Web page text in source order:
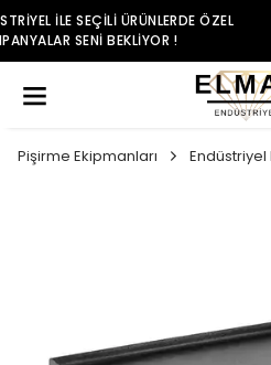
ELMAS ENDÜSTRIYEL ILE
KAMPANYALAR
Pişirme Ekipmanları